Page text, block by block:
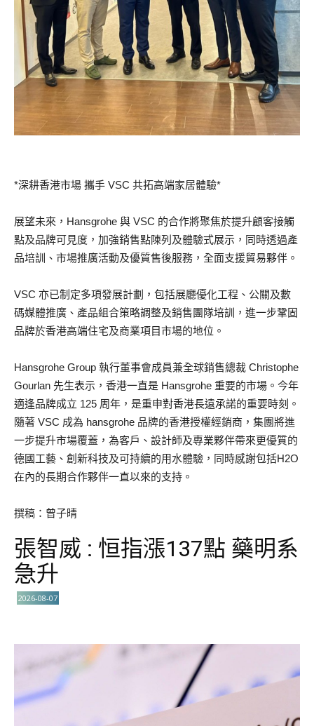
*深耕香港市場 攜手 VSC 共拓高端家居體驗*
展望未來，Hansgrohe 與 VSC 的合作將聚焦於提升顧客接觸
點及品牌可見度，加強銷售點陳列及體驗式展示，同時透過產
品培訓、市場推廣活動及優質售後服務，全面支援貿易夥伴。
VSC 亦已制定多項發展計劃，包括展廳優化工程、公關及數
碼媒體推廣、產品組合策略調整及銷售團隊培訓，進一步鞏固
品牌於香港高端住宅及商業項目市場的地位。
Hansgrohe Group 執行董事會成員兼全球銷售總裁 Christophe
Gourlan 先生表示，香港一直是 Hansgrohe 重要的市場。今年
適逢品牌成立 125 周年，是重申對香港長遠承諾的重要時刻。
隨著 VSC 成為 hansgrohe 品牌的香港授權經銷商，集團將進
一步提升市場覆蓋，為客戶、設計師及專業夥伴帶來更優質的
德國工藝、創新科技及可持續的用水體驗，同時感謝包括H2O
在內的長期合作夥伴一直以來的支持。
撰稿：曾子晴
張智威 : 恒指漲137點 藥明系
急升
2026-08-07